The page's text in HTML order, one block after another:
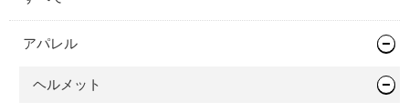
アパレル
ヘルメット